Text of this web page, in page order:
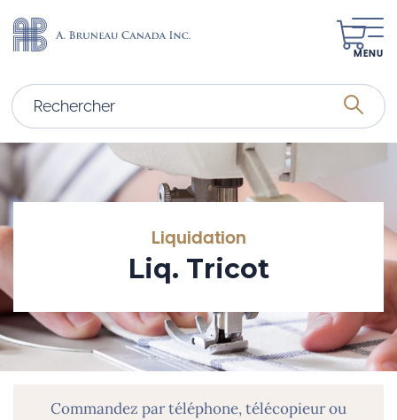
MENU
Liquidation
Liq. Tricot
Commandez par téléphone, télécopieur ou